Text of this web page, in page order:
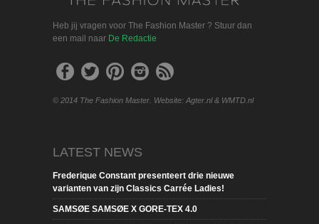
Heb jij vragen voor The Fashion Master ? Stuur dan
een mail naar De Redactie
© 2014 The Fashion Master. Website: Agter.nl & WMTD.nl
LATEST NEWS
Frederique Constant presenteert drie nieuwe
varianten van zijn Classics Carrée Ladies!
SAMSØE SAMSØE X GORE-TEX 4.0